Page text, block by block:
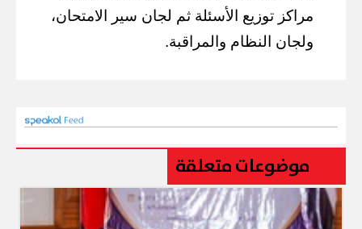
مراكز توزيع الأسئلة ثم لجان سير الامتحان،
ولجان النظام والمراقبة.
موضوعات متعلقة